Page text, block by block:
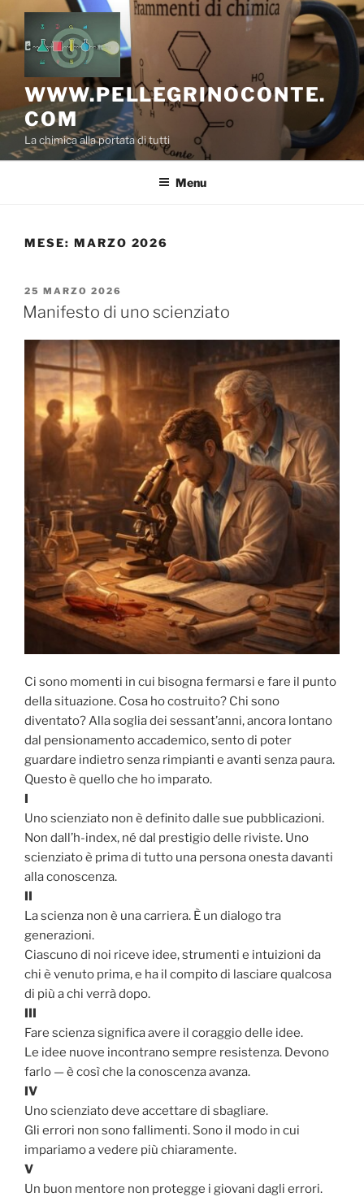
Salta
al
contenuto
WWW.PELLEGRINOCONTE.
COM
La chimica alla portata di tutti
Menu
MESE: MARZO 2026
PUBBLICATO
IL
25 MARZO 2026
Manifesto di uno scienziato
Ci sono momenti in cui bisogna fermarsi e fare il punto
della situazione. Cosa ho costruito? Chi sono
diventato? Alla soglia dei sessant’anni, ancora lontano
dal pensionamento accademico, sento di poter
guardare indietro senza rimpianti e avanti senza paura.
Questo è quello che ho imparato.
I
Uno scienziato non è definito dalle sue pubblicazioni.
Non dall’h-index, né dal prestigio delle riviste. Uno
scienziato è prima di tutto una persona onesta davanti
alla conoscenza.
II
La scienza non è una carriera. È un dialogo tra
generazioni.
Ciascuno di noi riceve idee, strumenti e intuizioni da
chi è venuto prima, e ha il compito di lasciare qualcosa
di più a chi verrà dopo.
III
Fare scienza significa avere il coraggio delle idee.
Le idee nuove incontrano sempre resistenza. Devono
farlo — è così che la conoscenza avanza.
IV
Uno scienziato deve accettare di sbagliare.
Gli errori non sono fallimenti. Sono il modo in cui
impariamo a vedere più chiaramente.
V
Un buon mentore non protegge i giovani dagli errori.